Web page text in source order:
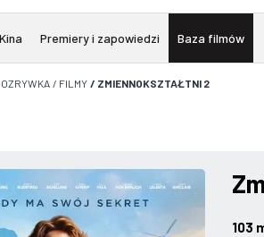
Kina Premiery i zapowiedzi Baza filmów
/ FILMY / ZMIENNOKSZTAŁTNI 2
103